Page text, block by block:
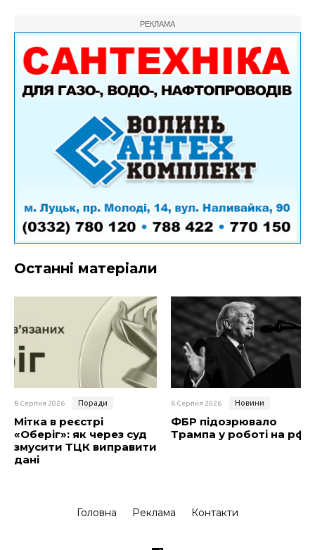
РЕКЛАМА
Останні матеріали
8 Серпня 2026 Поради
Мітка в реєстрі
«Оберіг»: як через суд
змусити ТЦК виправити
дані
6 Серпня 2026 Новини
ФБР підозрювало
Трампа у роботі на рф
Головна Реклама Контакти